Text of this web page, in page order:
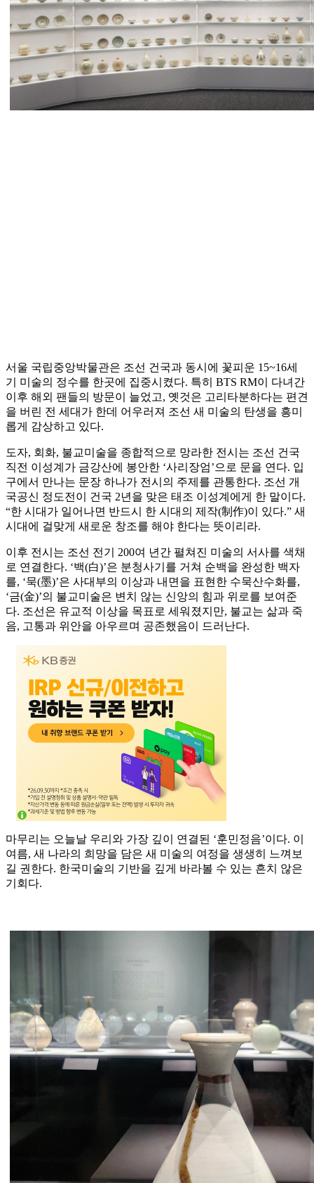
서울 국립중앙박물관은 조선 건국과 동시에 꽃피운 15~16세
기 미술의 정수를 한곳에 집중시켰다. 특히 BTS RM이 다녀간
이후 해외 팬들의 방문이 늘었고, 옛것은 고리타분하다는 편견
을 버린 전 세대가 한데 어우러져 조선 새 미술의 탄생을 흥미
롭게 감상하고 있다.
도자, 회화, 불교미술을 종합적으로 망라한 전시는 조선 건국
직전 이성계가 금강산에 봉안한 ‘사리장엄’으로 문을 연다. 입
구에서 만나는 문장 하나가 전시의 주제를 관통한다. 조선 개
국공신 정도전이 건국 2년을 맞은 태조 이성계에게 한 말이다.
“한 시대가 일어나면 반드시 한 시대의 제작(制作)이 있다.” 새
시대에 걸맞게 새로운 창조를 해야 한다는 뜻이리라.
이후 전시는 조선 전기 200여 년간 펼쳐진 미술의 서사를 색채
로 연결한다. ‘백(白)’은 분청사기를 거쳐 순백을 완성한 백자
를, ‘묵(墨)’은 사대부의 이상과 내면을 표현한 수묵산수화를,
‘금(金)’의 불교미술은 변치 않는 신앙의 힘과 위로를 보여준
다. 조선은 유교적 이상을 목표로 세워졌지만, 불교는 삶과 죽
음, 고통과 위안을 아우르며 공존했음이 드러난다.
마무리는 오늘날 우리와 가장 깊이 연결된 ‘훈민정음’이다. 이
여름, 새 나라의 희망을 담은 새 미술의 여정을 생생히 느껴보
길 권한다. 한국미술의 기반을 깊게 바라볼 수 있는 흔치 않은
기회다.